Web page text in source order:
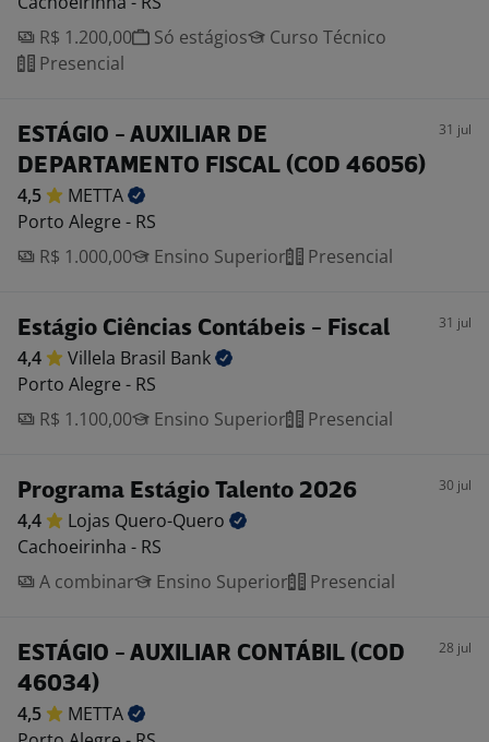
R$ 1.200,00
Só estágios
Curso Técnico
Presencial
ESTÁGIO - AUXILIAR DE
DEPARTAMENTO FISCAL (COD 46056)
31 jul
4,5
METTA
Porto Alegre - RS
R$ 1.000,00
Ensino Superior Presencial
Estágio Ciências Contábeis - Fiscal 31 jul
4,4 Villela Brasil Bank
Porto Alegre - RS
R$ 1.100,00
Ensino Superior Presencial
Programa Estágio Talento 2026 30 jul
4,4 Lojas Quero-Quero
Cachoeirinha - RS
A combinar
Ensino Superior Presencial
ESTÁGIO - AUXILIAR CONTÁBIL (COD
46034)
28 jul
4,5
METTA